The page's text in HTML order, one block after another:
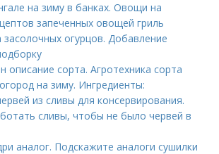
на зиму в банках. Овощи на
запеченных овощей гриль
огурцов. Добавление
описание сорта. Агротехника сорта
на зиму. Ингредиенты:
из сливы для консервирования.
сливы, чтобы не было червей в
аналог. Подскажите аналоги сушилки